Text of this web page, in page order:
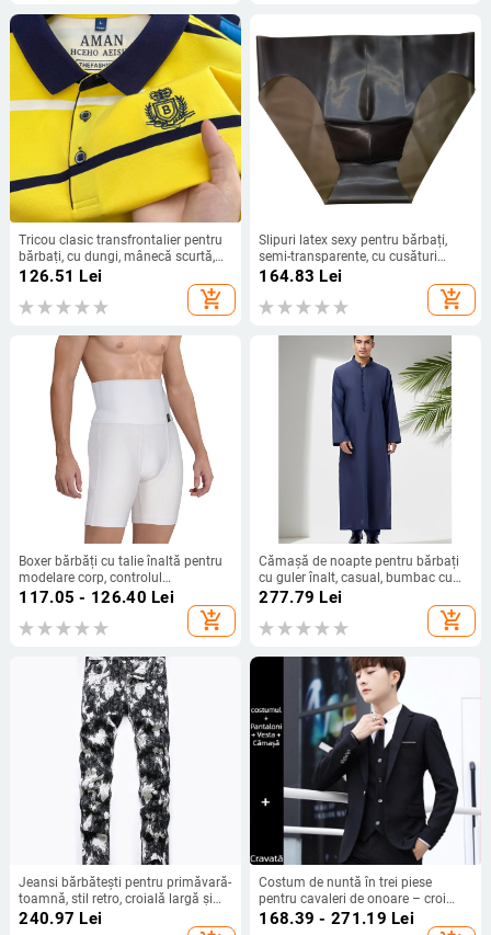
Tricou clasic transfrontalier pentru
bărbați, cu dungi, mânecă scurtă,
de vară, cu rever scurt, tricou de
126.51 Lei
add_shopping_cart
Slipuri latex sexy pentru bărbați,
semi-transparente, cu cusături
invizibile, dintr-o singură Bucată,
164.83 Lei
add_shopping_cart
Boxer bărbăți cu talie înaltă pentru
modelare corp, controlul
abdomenului și ridicarea feselor,
117.05 - 126.40 Lei
add_shopping_cart
Cămașă de noapte pentru bărbați
cu guler înalt, casual, bumbac cu
Half-side Fleece, Primăvara 2025
277.79 Lei
add_shopping_cart
Jeansi bărbătești pentru primăvară-
toamnă, stil retro, croială largă și
dreaptă, denim lavat subțire
240.97 Lei
Costum de nuntă în trei piese
pentru cavaleri de onoare – croi
slim, nasturi pe un rând, rever plat,
168.39 - 271.19 Lei